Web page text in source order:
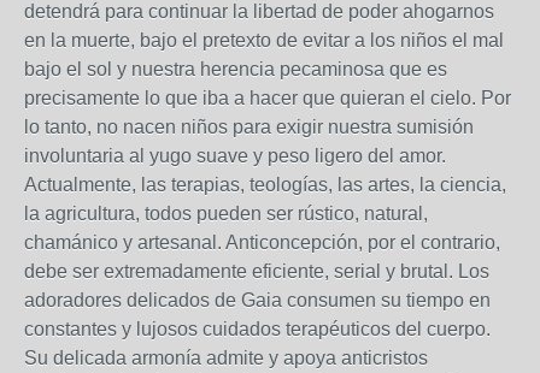
detendrá para continuar la libertad de poder ahogarnos
en la muerte, bajo el pretexto de evitar a los niños el mal
bajo el sol y nuestra herencia pecaminosa que es
precisamente lo que iba a hacer que quieran el cielo. Por
lo tanto, no nacen niños para exigir nuestra sumisión
involuntaria al yugo suave y peso ligero del amor.
Actualmente, las terapias, teologías, las artes, la ciencia,
la agricultura, todos pueden ser rústico, natural,
chamánico y artesanal. Anticoncepción, por el contrario,
debe ser extremadamente eficiente, serial y brutal. Los
adoradores delicados de Gaia consumen su tiempo en
constantes y lujosos cuidados terapéuticos del cuerpo.
Su delicada armonía admite y apoya anticristos